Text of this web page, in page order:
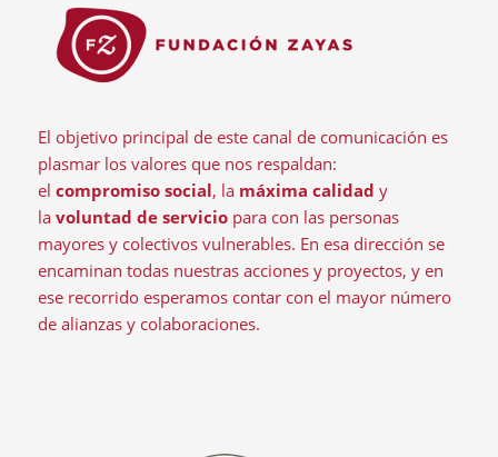
El objetivo principal de este canal de comunicación es
plasmar los valores que nos respaldan:
el compromiso social, la máxima calidad y
la voluntad de serviciopara con las personas
mayores y colectivos vulnerables. En esa dirección se
encaminan todas nuestras acciones y proyectos, y en
ese recorrido esperamos contar con el mayor número
de alianzas y colaboraciones.